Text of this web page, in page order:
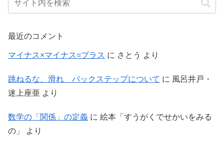
最近のコメント
マイナス×マイナス=プラス に さとう より
跳ねるな、滑れ バックステップについて に 風呂井戸・
迷上座亜 より
数学の「関係」の定義 に 絵本「すうがくでせかいをみる
の」
より